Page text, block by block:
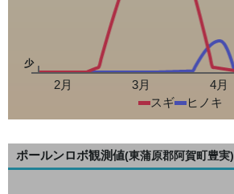
少
2月 3月 4月
スギ
ヒノキ
ポールンロボ観測値(東蒲原郡阿賀町豊実)